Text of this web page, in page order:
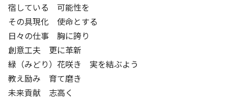
宿している 可能性を
その具現化 使命とする
日々の仕事 胸に誇り
創意工夫 更に革新
緑（みどり）花咲き 実を結ぶよう
教え励み 育て磨き
未来貢献 志高く